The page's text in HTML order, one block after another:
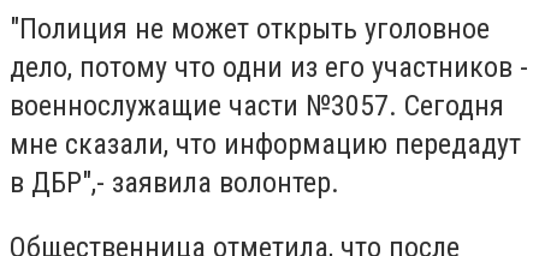
"Полиция не может открыть уголовное
дело, потому что одни из его участников -
военнослужащие части №3057. Сегодня
мне сказали, что информацию передадут
в ДБР",- заявила волонтер.
Общественница отметила, что после